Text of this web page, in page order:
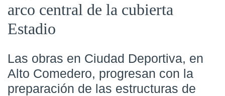
arco central de la cubierta
Estadio
Las obras en Ciudad Deportiva, en
Alto Comedero, progresan con la
preparación de las estructuras de